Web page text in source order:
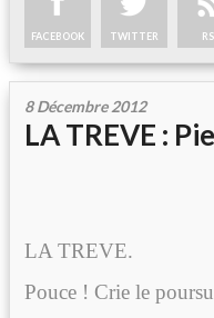
FACEBOOK TWITTER
8 Décembre 2012
LA TREVE :
LA TREVE.
Pouce ! Crie le